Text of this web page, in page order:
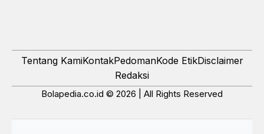
Tentang KamiKontakPedomanKode EtikDisclaimer
Redaksi
Bolapedia.co.id © 2026 | All Rights Reserved